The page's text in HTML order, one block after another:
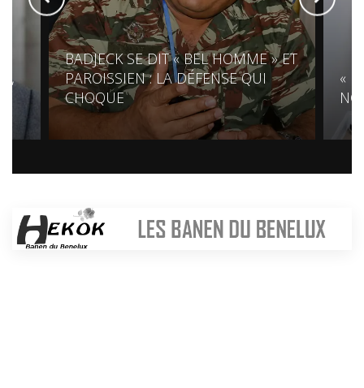
BADJECK SE DIT « BEL HOMME » ET
PAROISSIEN : LA DÉFENSE QUI
CHOQUE
«